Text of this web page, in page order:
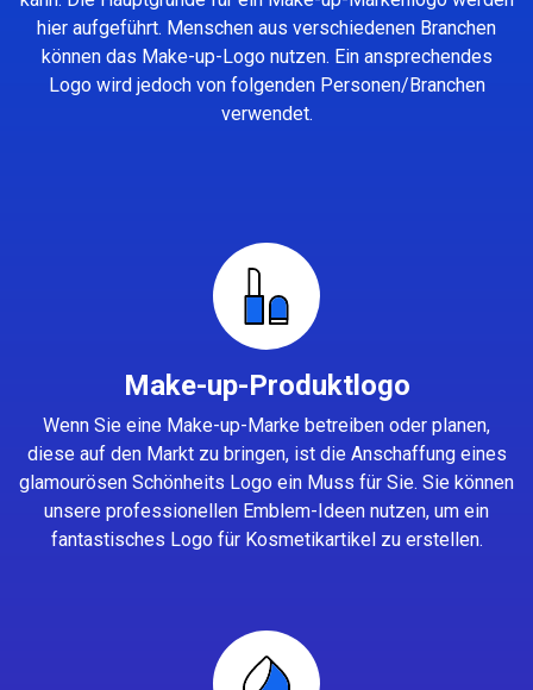
hier aufgeführt. Menschen aus verschiedenen Branchen
können das Make-up-Logo nutzen. Ein ansprechendes
Logo wird jedoch von folgenden Personen/Branchen
verwendet.
Make-up-Produktlogo
Wenn Sie eine Make-up-Marke betreiben oder planen,
diese auf den Markt zu bringen, ist die Anschaffung eines
glamourösen Schönheits Logo ein Muss für Sie. Sie können
unsere professionellen Emblem-Ideen nutzen, um ein
fantastisches Logo für Kosmetikartikel zu erstellen.